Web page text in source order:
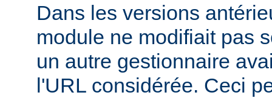
Dans les versions
module ne modifiait pas
un autre gestionnaire
l'URL considérée. Ceci